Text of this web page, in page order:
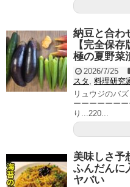
納豆と合わ
【完全保
極の夏野菜
2026/7/25
スタ , 料理研究
リュウジのバ
ーーーーーー
り...220...
美味しさ予
ふんだんに
ヤバい